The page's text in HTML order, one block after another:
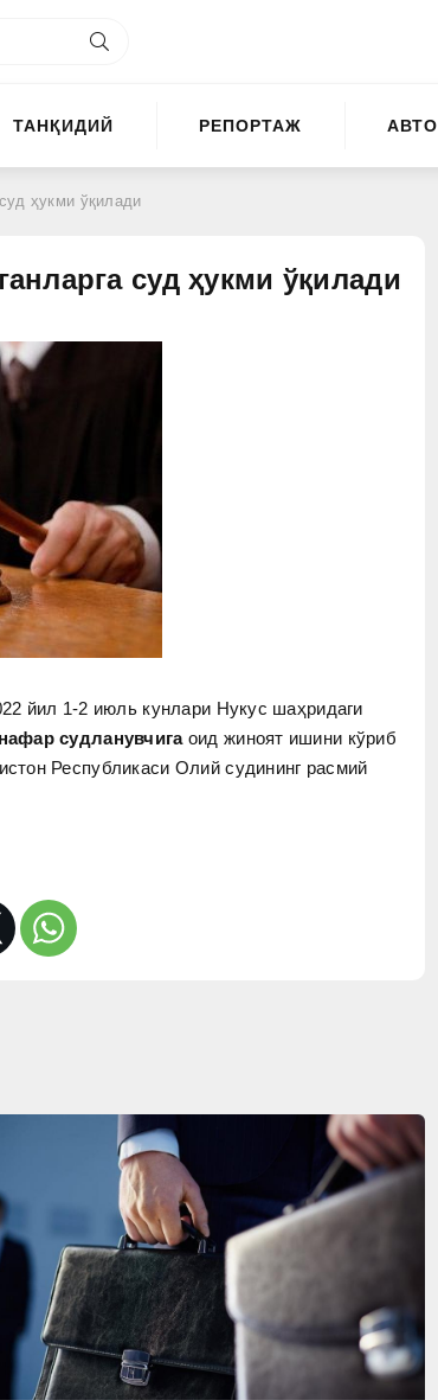
ТАНҚИДИЙ РЕПОРТАЖ АВТО
ҳукми ўқилади
суд ҳукми ўқилади
йил 1-2 июль кунлари Нукус шаҳридаги
судланувчигаоид жиноят ишини кўриб
Республикаси Олий судининг расмий